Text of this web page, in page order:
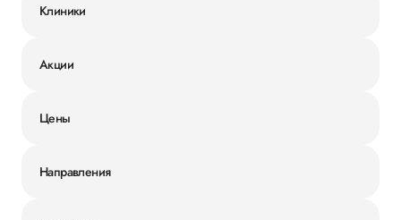
Клиники
Акции
Цены
Направления